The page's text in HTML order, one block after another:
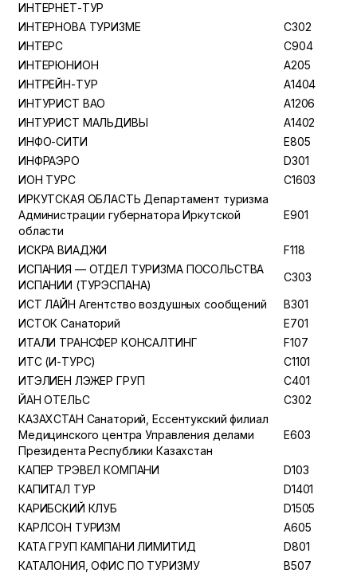
ИНТЕРНЕТ-ТУР
ИНТЕРНОВА ТУРИЗМЕ
C302
ИНТЕРС
C904
ИНТЕРЮНИОН
A205
ИНТРЕЙН-ТУР
A1404
ИНТУРИСТ ВАО
A1206
ИНТУРИСТ МАЛЬДИВЫ
A1402
ИНФО-СИТИ
E805
ИНФРАЭРО
D301
ИОН ТУРС
C1603
ИРКУТСКАЯ ОБЛАСТЬ Департамент туризма
Администрации губернатора Иркутской
области
E901
ИСКРА ВИАДЖИ
F118
ИСПАНИЯ — ОТДЕЛ ТУРИЗМА ПОСОЛЬСТВА
ИСПАНИИ (ТУРЭСПАНА)
C303
ИСТ ЛАЙН Агентство воздушных сообщений
B301
ИСТОК Санаторий
E701
ИТАЛИ ТРАНСФЕР КОНСАЛТИНГ
F107
ИТС (И-ТУРС)
C1101
ИТЭЛИЕН ЛЭЖЕР ГРУП
C401
ЙАН ОТЕЛЬС
C302
КАЗАХСТАН Санаторий, Ессентукский филиал
Медицинского центра Управления делами
Президента Республики Казахстан
E603
КАПЕР ТРЭВЕЛ КОМПАНИ
D103
КАПИТАЛ ТУР
D1401
КАРИБСКИЙ КЛУБ
D1505
КАРЛСОН ТУРИЗМ
A605
КАТА ГРУП КАМПАНИ ЛИМИТИД
D801
КАТАЛОНИЯ, ОФИС ПО ТУРИЗМУ
B507